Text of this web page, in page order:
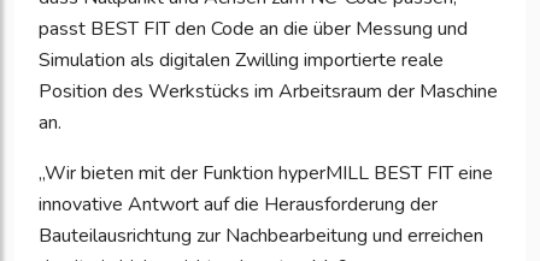
passt BEST FIT den Code an die über Messung und
Simulation als digitalen Zwilling importierte reale
Position des Werkstücks im Arbeitsraum der Maschine
an.
„Wir bieten mit der Funktion hyperMILL BEST FIT eine
innovative Antwort auf die Herausforderung der
Bauteilausrichtung zur Nachbearbeitung und erreichen